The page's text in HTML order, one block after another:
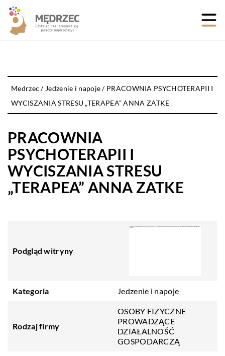
Medrzec / Jedzenie i napoje/ PRACOWNIA PSYCHOTERAPII I
WYCISZANIA STRESU „TERAPEA” ANNA ZATKE
PRACOWNIA
PSYCHOTERAPII I
WYCISZANIA STRESU
„TERAPEA” ANNA ZATKE
Podgląd witryny
Kategoria Jedzenie i napoje
Rodzaj firmy
OSOBY FIZYCZNE
PROWADZĄCE
DZIAŁALNOŚĆ
GOSPODARCZĄ